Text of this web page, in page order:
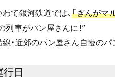
わて銀河鉄道では、「ぎんがマ
列車がパン屋さんに！”
線・近郊のパン屋さん自慢の
行日